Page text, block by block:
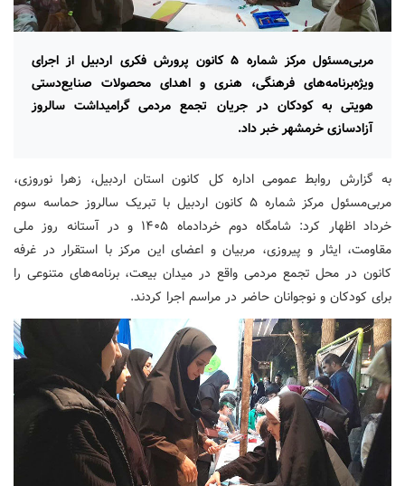
مربی‌مسئول مرکز شماره ۵ کانون پرورش فکری اردبیل از اجرای
ویژه‌برنامه‌های فرهنگی، هنری و اهدای محصولات صنایع‌دستی
هویتی به کودکان در جریان تجمع مردمی گرامیداشت سالروز
آزادسازی خرمشهر خبر داد.
به گزارش روابط عمومی اداره کل کانون استان اردبیل، زهرا نوروزی،
مربی‌مسئول مرکز شماره ۵ کانون اردبیل با تبریک سالروز حماسه سوم
خرداد اظهار کرد: شامگاه دوم خردادماه ۱۴۰۵ و در آستانه روز ملی
مقاومت، ایثار و پیروزی، مربیان و اعضای این مرکز با استقرار در غرفه
کانون در محل تجمع مردمی واقع در میدان بیعت، برنامه‌های متنوعی را
برای کودکان و نوجوانان حاضر در مراسم اجرا کردند.